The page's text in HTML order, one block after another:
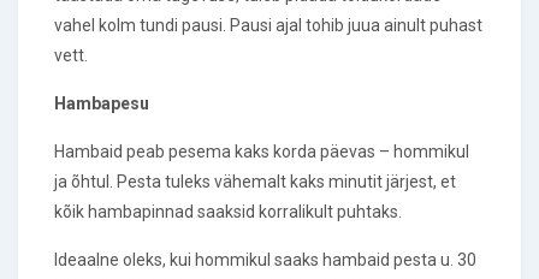
vahel kolm tundi pausi. Pausi ajal tohib juua ainult puhast
vett.
Hambapesu
Hambaid peab pesema kaks korda päevas – hommikul
ja õhtul. Pesta tuleks vähemalt kaks minutit järjest, et
kõik hambapinnad saaksid korralikult puhtaks.
Ideaalne oleks, kui hommikul saaks hambaid pesta u. 30